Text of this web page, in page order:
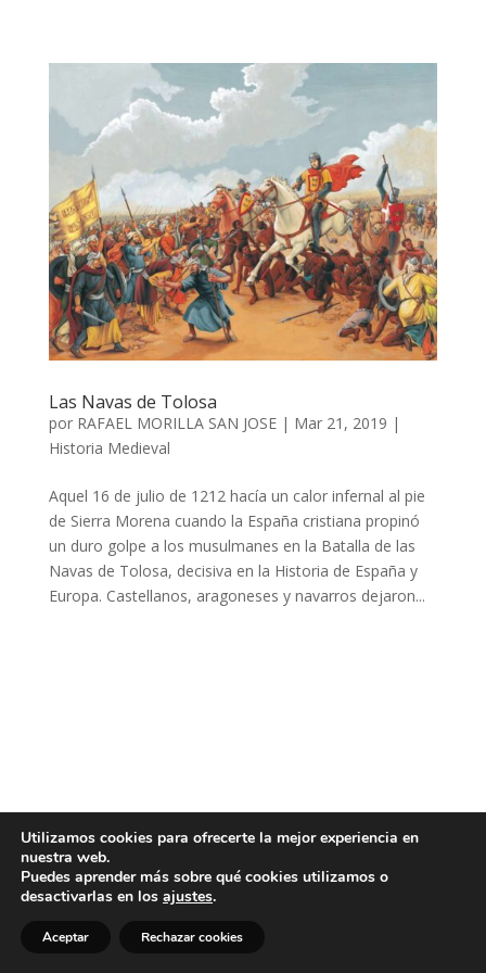
Las Navas de Tolosa
por RAFAEL MORILLA SAN JOSE| Mar 21, 2019 |
Historia Medieval
Aquel 16 de julio de 1212 hacía un calor infernal al pie
de Sierra Morena cuando la España cristiana propinó
un duro golpe a los musulmanes en la Batalla de las
Navas de Tolosa, decisiva en la Historia de España y
Europa. Castellanos, aragoneses y navarros dejaron...
Utilizamos cookies para ofrecerte la mejor experiencia en
nuestra web.
Puedes aprender más sobre qué cookies utilizamos o
desactivarlas en los ajustes.
Aceptar Rechazar cookies